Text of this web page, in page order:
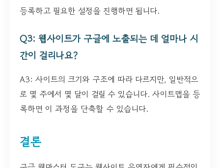
등록하고 필요한 설정을 진행하면 됩니다.
Q3: 웹사이트가 구글에 노출되는 데 얼마나 시
간이 걸리나요?
A3: 사이트의 크기와 구조에 따라 다르지만, 일반적으
로 몇 주에서 몇 달이 걸릴 수 있습니다. 사이트맵을 등
록하면 이 과정을 단축할 수 있습니다.
결론